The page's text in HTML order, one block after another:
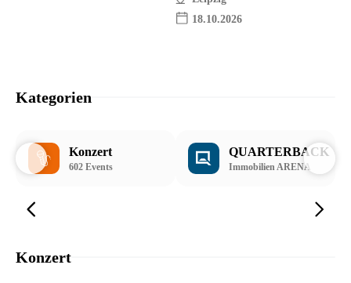
18.10.2026
Kategorien
Konzert
602 Events
QUARTERBACK
Immobilien ARENA
Konzert